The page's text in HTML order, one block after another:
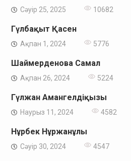
Сәуір 25, 2025 10682
Гүлбақыт Қасен
Ақпан 1, 2024 5776
Шаймерденова Самал
Ақпан 26, 2024 5224
Гүлжан Амангелдіқызы
Наурыз 11, 2024 4582
Нұрбек Нұржанұлы
Сәуір 30, 2024 4547